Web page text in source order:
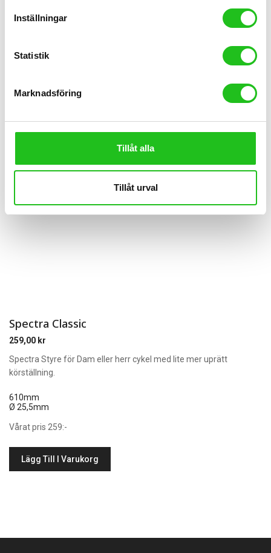
Inställningar
Statistik
Marknadsföring
Tillåt alla
Tillåt urval
Vårat pris 599:-
Spectra Classic
259,00 kr
Spectra Styre för Dam eller herr cykel med lite mer uprätt
körställning.
610mm
Ø 25,5mm
Vårat pris 259:-
Lägg Till I Varukorg